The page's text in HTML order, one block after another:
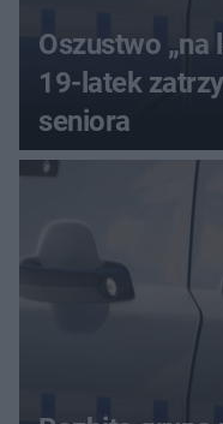
Oszustwo „na
19-latek
seniora